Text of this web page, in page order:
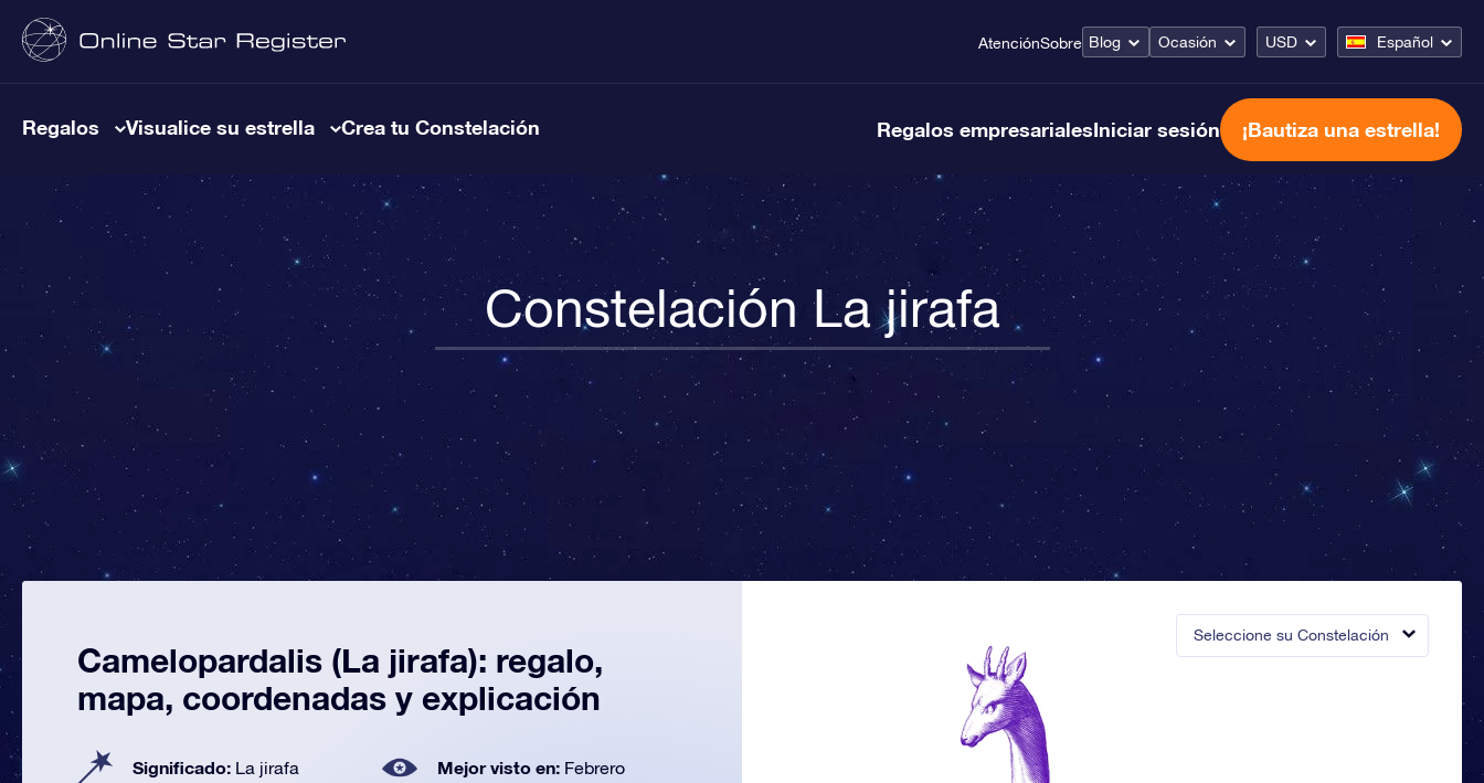
AtenciónSobre Blog Ocasión USD Español
Regalos Visualice su estrella Crea tu Constelación Regalos empresarialesIniciar sesión ¡Bautiza una estrella!
Constelación La jirafa
Seleccione su Constelación
Camelopardalis (La jirafa): regalo,
mapa, coordenadas y explicación
Significado: La jirafa Mejor visto en: Febrero